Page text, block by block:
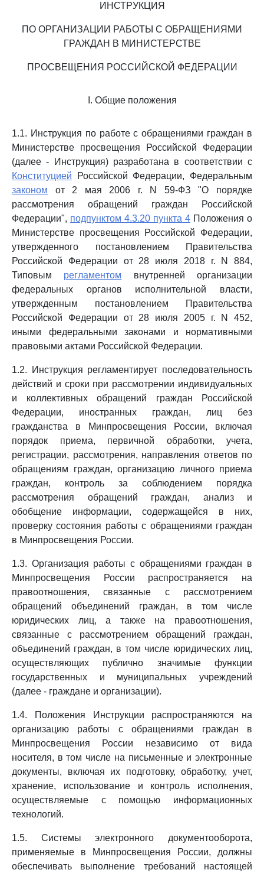
ИНСТРУКЦИЯ
ПО ОРГАНИЗАЦИИ РАБОТЫ С ОБРАЩЕНИЯМИ
ГРАЖДАН В МИНИСТЕРСТВЕ
ПРОСВЕЩЕНИЯ РОССИЙСКОЙ ФЕДЕРАЦИИ
I. Общие положения
1.1. Инструкция по работе с обращениями граждан в
Министерстве просвещения Российской Федерации
(далее - Инструкция) разработана в соответствии с
Конституцией Российской Федерации, Федеральным
законом от 2 мая 2006 г. N 59-ФЗ "О порядке
рассмотрения обращений граждан Российской
Федерации", подпунктом 4.3.20 пункта 4 Положения о
Министерстве просвещения Российской Федерации,
утвержденного постановлением Правительства
Российской Федерации от 28 июля 2018 г. N 884,
Типовым регламентом внутренней организации
федеральных органов исполнительной власти,
утвержденным постановлением Правительства
Российской Федерации от 28 июля 2005 г. N 452,
иными федеральными законами и нормативными
правовыми актами Российской Федерации.
1.2. Инструкция регламентирует последовательность
действий и сроки при рассмотрении индивидуальных
и коллективных обращений граждан Российской
Федерации, иностранных граждан, лиц без
гражданства в Минпросвещения России, включая
порядок приема, первичной обработки, учета,
регистрации, рассмотрения, направления ответов по
обращениям граждан, организацию личного приема
граждан, контроль за соблюдением порядка
рассмотрения обращений граждан, анализ и
обобщение информации, содержащейся в них,
проверку состояния работы с обращениями граждан
в Минпросвещения России.
1.3. Организация работы с обращениями граждан в
Минпросвещения России распространяется на
правоотношения, связанные с рассмотрением
обращений объединений граждан, в том числе
юридических лиц, а также на правоотношения,
связанные с рассмотрением обращений граждан,
объединений граждан, в том числе юридических лиц,
осуществляющих публично значимые функции
государственных и муниципальных учреждений
(далее - граждане и организации).
1.4. Положения Инструкции распространяются на
организацию работы с обращениями граждан в
Минпросвещения России независимо от вида
носителя, в том числе на письменные и электронные
документы, включая их подготовку, обработку, учет,
хранение, использование и контроль исполнения,
осуществляемые с помощью информационных
технологий.
1.5. Системы электронного документооборота,
применяемые в Минпросвещения России, должны
обеспечивать выполнение требований настоящей